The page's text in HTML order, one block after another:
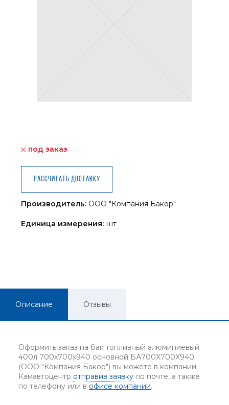
под заказ
Рассчитать доставку
Производитель: ООО "Компания Бакор"
Единица измерения: шт
Описание Отзывы
Оформить заказ на бак топливный алюминиевый
400л 700х700х940 основной БА700Х700Х940
(ООО "Компания Бакор") вы можете в компании
Камавтоцентр отправив заявку по почте, а также
по телефону или в офисе компании.